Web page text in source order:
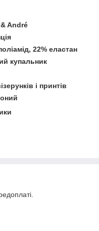
André
22% еластан
купальник
і принтів